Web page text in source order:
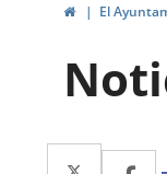
InicioEl
Twitter
Enlace